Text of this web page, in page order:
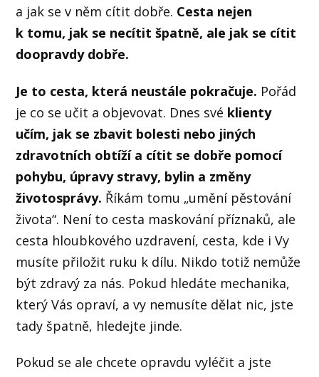
a jak se v něm cítit dobře. Cesta nejen
k tomu, jak se necítit špatně, ale jak se cítit
doopravdy dobře.
Je to cesta, která neustále pokračuje. Pořád
je co se učit a objevovat. Dnes své klienty
učím, jak se zbavit bolesti nebo jiných
zdravotních obtíží a cítit se dobře pomocí
pohybu, úpravy stravy, bylin a změny
životosprávy. Říkám tomu „umění pěstování
života“. Není to cesta maskování příznaků, ale
cesta hloubkového uzdravení, cesta, kde i Vy
musíte přiložit ruku k dílu. Nikdo totiž nemůže
být zdravý za nás. Pokud hledáte mechanika,
který Vás opraví, a vy nemusíte dělat nic, jste
tady špatně, hledejte jinde.
Pokud se ale chcete opravdu vyléčit a jste